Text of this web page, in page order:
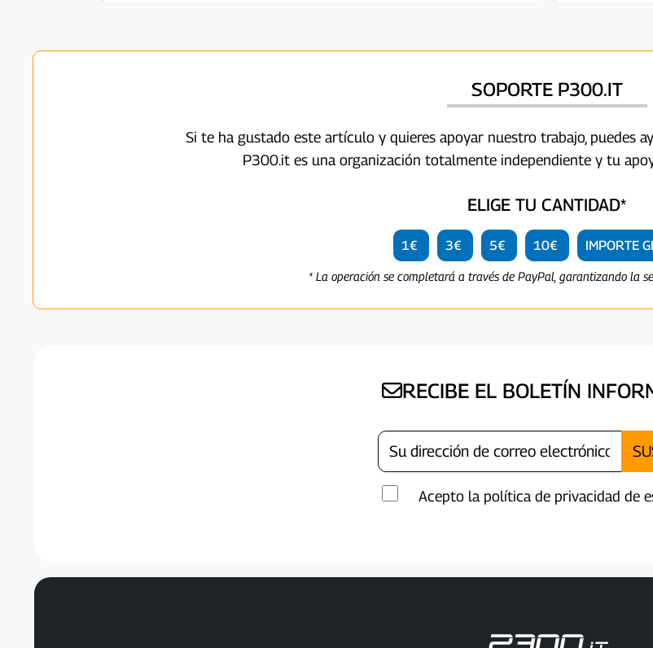
SOPORTE P300.IT
Si te ha gustado este artículo y quieres apoyar nuestro trabajo, puedes
P300.it es una organización totalmente independiente y tu
ELIGE TU CANTIDAD*
1€ 3€ 5€ 10€ IMPORTE
* La operación se completará a través de PayPal, garantizando la
RECIBE EL BOLETÍN
Acepto la política de privacidad de